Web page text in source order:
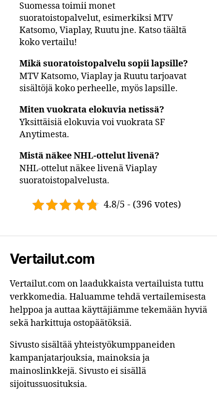
Suomessa toimii monet
suoratoistopalvelut, esimerkiksi MTV
Katsomo, Viaplay, Ruutu jne. Katso täältä
koko vertailu!
Mikä suoratoistopalvelu sopii lapsille?
MTV Katsomo, Viaplay ja Ruutu tarjoavat
sisältöjä koko perheelle, myös lapsille.
Miten vuokrata elokuvia netissä?
Yksittäisiä elokuvia voi vuokrata SF
Anytimesta.
Mistä näkee NHL-ottelut livenä?
NHL-ottelut näkee livenä Viaplay
suoratoistopalvelusta.
4.8/5 - (396 votes)
Vertailut.com
Vertailut.com on laadukkaista vertailuista tuttu
verkkomedia. Haluamme tehdä vertailemisesta
helppoa ja auttaa käyttäjiämme tekemään hyviä
sekä harkittuja ostopäätöksiä.
Sivusto sisältää yhteistyökumppaneiden
kampanjatarjouksia, mainoksia ja
mainoslinkkejä. Sivusto ei sisällä
sijoitussuosituksia.